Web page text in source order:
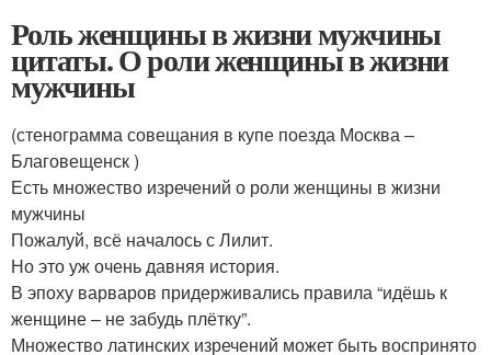
Роль женщины в жизни мужчины
цитаты. О роли женщины в жизни
мужчины
(стенограмма совещания в купе поезда Москва –
Благовещенск )
Есть множество изречений о роли женщины в жизни
мужчины
Пожалуй, всё началось с Лилит.
Но это уж очень давняя история.
В эпоху варваров придерживались правила “идёшь к
женщине – не забудь плётку”.
Множество латинских изречений может быть воспринято